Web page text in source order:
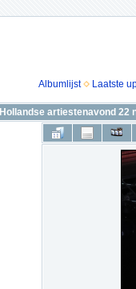
Albumlijst
Laatste
Hollandse artiestenavond 22